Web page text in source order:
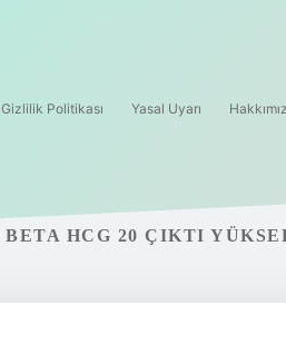
Gizlilik Politikası Yasal Uyarı
BETA HCG 20 ÇIKTI